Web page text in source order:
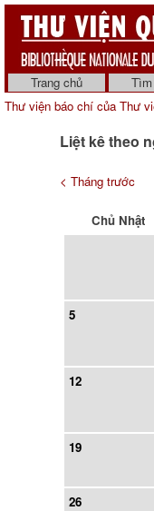
Trang chủ
Thư viện báo chí của Thư
Liệt kê theo
< Tháng trước
Chủ Nhật
5
12
19
26